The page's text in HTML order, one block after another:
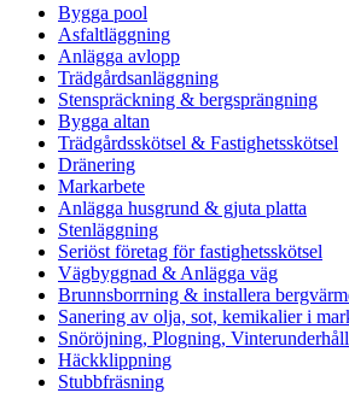
Bygga pool
Asfaltläggning
Anlägga avlopp
Trädgårdsanläggning
Stenspräckning & bergsprängning
Bygga altan
Trädgårdsskötsel & Fastighetsskötsel
Dränering
Markarbete
Anlägga husgrund & gjuta platta
Stenläggning
Seriöst företag för fastighetsskötsel
Vägbyggnad & Anlägga väg
Brunnsborrning & installera
Sanering av olja, sot, kemikalier i
Snöröjning, Plogning,
Häckklippning
Stubbfräsning